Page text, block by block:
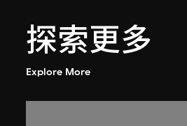
探索更多
Explore More